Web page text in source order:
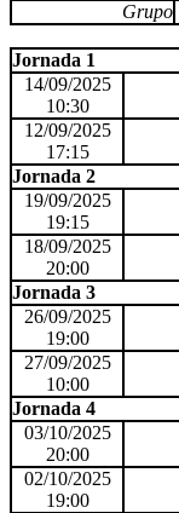
Grupo
Jornada 1
14/09/2025
10:30
12/09/2025
17:15
Jornada 2
19/09/2025
19:15
18/09/2025
20:00
Jornada 3
26/09/2025
19:00
27/09/2025
10:00
Jornada 4
03/10/2025
20:00
02/10/2025
19:00